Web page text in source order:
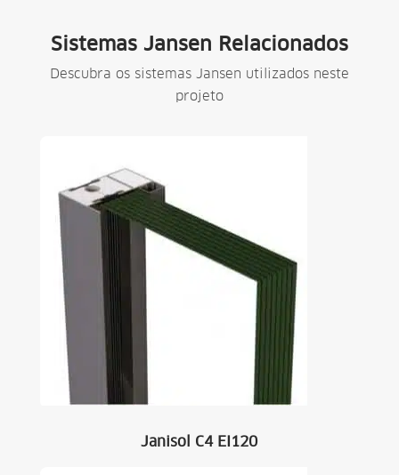
Sistemas Jansen Relacionados
Descubra os sistemas Jansen utilizados neste
projeto
Janisol C4 EI120